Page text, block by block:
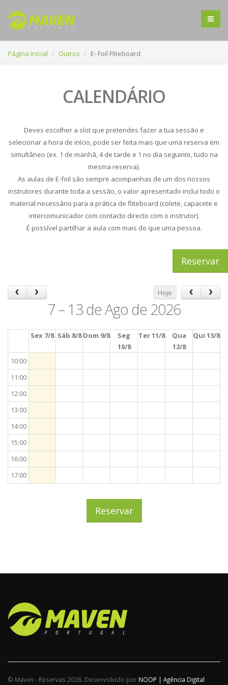
Página Inicial Outros E- Foil Fliteboard
CALENDÁRIO
Deves escolher a slot que pretendes fazer a tua sessão e
selecionar a hora de início, pode ser feita mais que uma reserva em
simultâneo (ex. 1 de manhã, 4 de tarde e 1 no dia seguinte, tudo na
mesma reserva).
As aulas de E-foil são sempre acompanhas de um dos nossos
instrutores durante toda a sessão, o valor apresentado inclui todo o
material necessário para a prática de fliteboard (colete, capacete e
intercomunicador com contacto directo com o instrutor).
É possível partilhar a aula com mais do que uma pessoa.
Reservar
Hoje
7 – 13 de Ago de 2026
Sex 7/8 Sáb 8/8 Dom 9/8
Seg
10/8
Ter 11/8
Qua
12/8
Qui 13/8
10:00
11:00
12:00
13:00
14:00
15:00
16:00
17:00
Reservar
© Maven - Reservas 2026. Desenvolvido por NOOP | Agência Digital